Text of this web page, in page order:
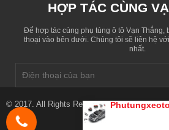
HỢP TÁC CÙNG
Để hợp tác cùng phụ tùng ô tô Vạn Thắng,
thoại vào bên dưới. Chúng tôi sẽ liên hệ
nhất.
© 2017. All Rights Reserved. Designed by